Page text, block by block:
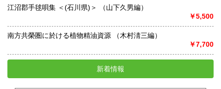
江沼郡手毬唄集 ＜(石川県)＞ （山下久男編）
￥5,500
南方共榮圏に於ける植物精油資源 （木村淸三編）
￥7,700
新着情報